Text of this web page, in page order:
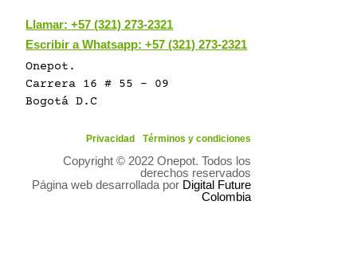
Llamar:+57 (321) 273-2321
Escribir a Whatsapp: +57 (321) 273-2321
Onepot.
Carrera 16 # 55 - 09
Bogotá D.C
Privacidad Términos y condiciones
Copyright © 2022 Onepot. Todos los
derechos reservados
Página web desarrollada por Digital Future
Colombia